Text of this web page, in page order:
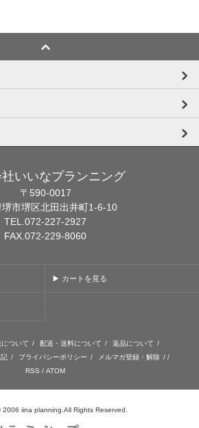
いいなプランニング
〒590-0017
堺市堺区北田出井町1-6-10
TEL.072-227-2927
FAX.072-229-8060
▶ カートを見る
ついて / 配送・送料について / 返品について /
/ プライバシーポリシー / メルマガ登録・解除 / /
RSS / ATOM
iina planning.All Rights Reserved.